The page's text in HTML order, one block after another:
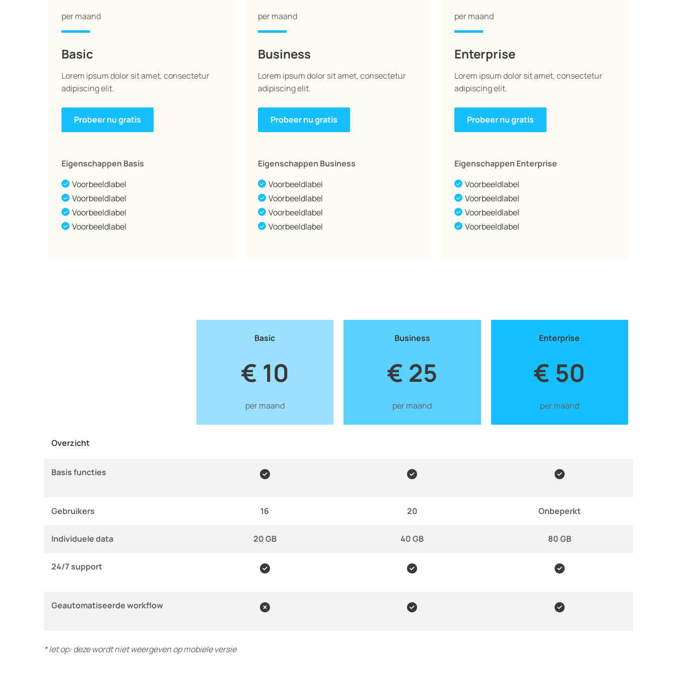
per maand
Basic
Lorem ipsum dolor sit amet, consectetur
adipiscing elit.
Probeer nu gratis
Eigenschappen Basis
Voorbeeldlabel
Voorbeeldlabel
Voorbeeldlabel
Voorbeeldlabel
per maand
Business
Lorem ipsum dolor sit amet, consectetur
adipiscing elit.
Probeer nu gratis
Eigenschappen Business
Voorbeeldlabel
Voorbeeldlabel
Voorbeeldlabel
Voorbeeldlabel
per maand
Enterprise
Lorem ipsum dolor sit amet, consectetur
adipiscing elit.
Probeer nu gratis
Eigenschappen Enterprise
Voorbeeldlabel
Voorbeeldlabel
Voorbeeldlabel
Voorbeeldlabel
Basic
€ 10
per maand
Business
€ 25
per maand
Enterprise
€ 50
per maand
Overzicht
Basis functies   
Gebruikers 16 20 Onbeperkt
Individuele data 20 GB 40 GB 80 GB
24/7 support   
Geautomatiseerde workflow   
* let op: deze wordt niet weergeven op mobiele versie